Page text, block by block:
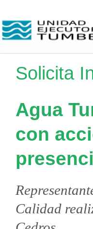
Solicita
Agua
con
Calidad